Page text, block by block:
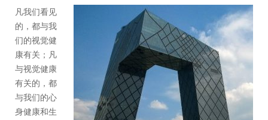
凡我们看见
的，都与我
们的视觉健
康有关；凡
与视觉健康
有关的，都
与我们的心
身健康和生